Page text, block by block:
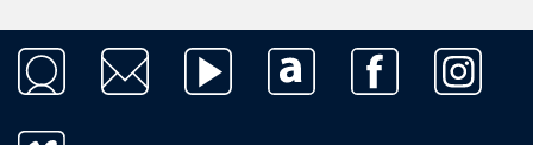
Navigation überspringen